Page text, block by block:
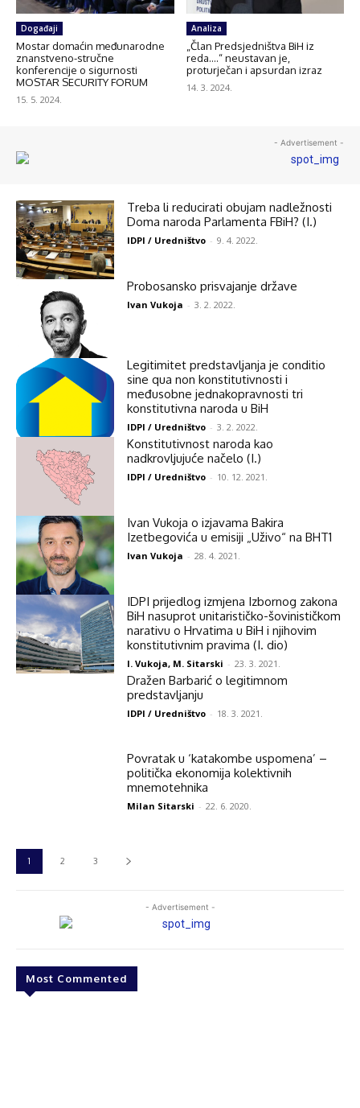
Događaji
Mostar domaćin međunarodne
znanstveno-stručne
konferencije o sigurnosti
MOSTAR SECURITY FORUM
15. 5. 2024.
Analiza
„Član Predsjedništva BiH iz
reda….“ neustavan je,
proturječan i apsurdan izraz
14. 3. 2024.
- Advertisement -
- Advertisement -
Most Commented
Treba li reducirati obujam nadležnosti
Doma naroda Parlamenta FBiH? (I.)
IDPI / Uredništvo - 9. 4. 2022.
Probosansko prisvajanje države
Ivan Vukoja - 3. 2. 2022.
Legitimitet predstavljanja je conditio
sine qua non konstitutivnosti i
međusobne jednakopravnosti tri
konstitutivna naroda u BiH
IDPI / Uredništvo - 3. 2. 2022.
Konstitutivnost naroda kao
nadkrovljujuće načelo (I.)
IDPI / Uredništvo - 10. 12. 2021.
Ivan Vukoja o izjavama Bakira
Izetbegovića u emisiji „Uživo“ na BHT1
Ivan Vukoja - 28. 4. 2021.
IDPI prijedlog izmjena Izbornog zakona
BiH nasuprot unitarističko-šovinističkom
narativu o Hrvatima u BiH i njihovim
konstitutivnim pravima (I. dio)
I. Vukoja, M. Sitarski - 23. 3. 2021.
Dražen Barbarić o legitimnom
predstavljanju
IDPI / Uredništvo - 18. 3. 2021.
Povratak u ‘katakombe uspomena’ –
politička ekonomija kolektivnih
mnemotehnika
Milan Sitarski - 22. 6. 2020.
1 2 3